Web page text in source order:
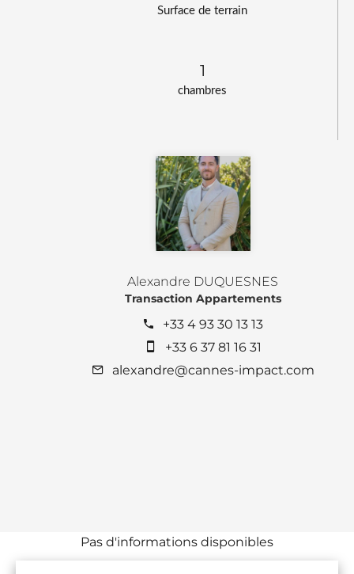
Surface de terrain
chambres
1
Alexandre DUQUESNES
Transaction Appartements
+33 4 93 30 13 13
+33 6 37 81 16 31
alexandre@cannes-impact.com
Pas d'informations disponibles